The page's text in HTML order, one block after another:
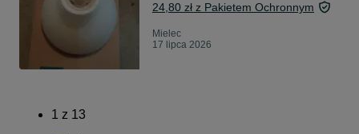
24,80 zł z Pakietem Ochronnym
Mielec
17 lipca 2026
1 z 13